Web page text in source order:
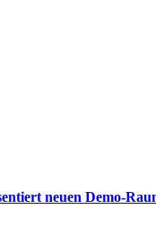
neuen Demo-